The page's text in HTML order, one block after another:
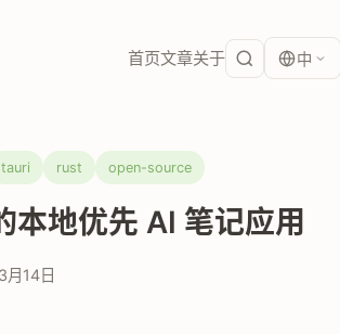
首页文章关于 中
tauri rust open-source
地优先 AI 笔记应用
14日